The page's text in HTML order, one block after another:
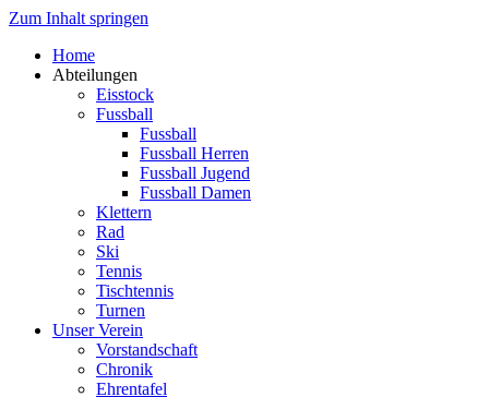
Zum Inhalt springen
Home
Abteilungen
Eisstock
Fussball
Fussball
Fussball Herren
Fussball Jugend
Fussball Damen
Klettern
Rad
Ski
Tennis
Tischtennis
Turnen
Unser Verein
Vorstandschaft
Chronik
Ehrentafel